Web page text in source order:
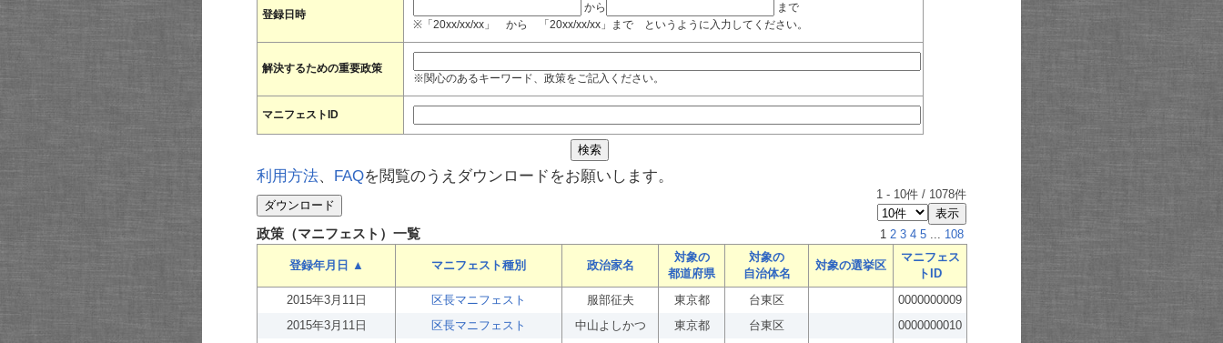
登録日時
から
まで
※「20xx/xx/xx」 から 「20xx/xx/xx」まで というように入力してください。
解決するための重要政策
※関心のあるキーワード、政策をご記入ください。
マニフェストID
利用方法、 FAQを閲覧のうえダウンロードをお願いします。
1 - 10件 / 1078件
政策（マニフェスト）一覧 1 2 3 4 5 ... 108
登録年月日 ▲ マニフェスト種別 政治家名
対象の
都道府県
対象の
自治体名
対象の選挙区
マニフェス
トID
2015年3月11日
区長マニフェスト 服部征夫 東京都 台東区
0000000009
2015年3月11日
区長マニフェスト 中山よしかつ 東京都 台東区
0000000010